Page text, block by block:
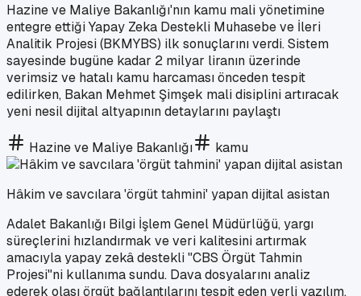
Hazine ve Maliye Bakanlığı'nın kamu mali yönetimine
entegre ettiği Yapay Zeka Destekli Muhasebe ve İleri
Analitik Projesi (BKMYBS) ilk sonuçlarını verdi. Sistem
sayesinde bugüne kadar 2 milyar liranın üzerinde
verimsiz ve hatalı kamu harcaması önceden tespit
edilirken, Bakan Mehmet Şimşek mali disiplini artıracak
yeni nesil dijital altyapının detaylarını paylaştı
Hazine ve Maliye Bakanlığı kamu
Hâkim ve savcılara 'örgüt tahmini' yapan dijital asistan
Adalet Bakanlığı Bilgi İşlem Genel Müdürlüğü, yargı
süreçlerini hızlandırmak ve veri kalitesini artırmak
amacıyla yapay zekâ destekli "CBS Örgüt Tahmin
Projesi"ni kullanıma sundu. Dava dosyalarını analiz
ederek olası örgüt bağlantılarını tespit eden yerli yazılım,